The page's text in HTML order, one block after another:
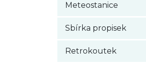
Meteostanice
Sbírka propisek
Retrokoutek